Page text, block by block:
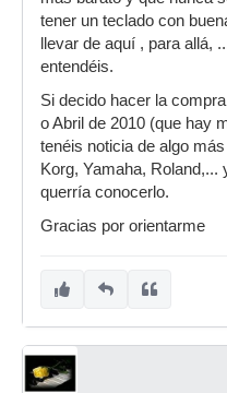
tener un teclado con
llevar de aquí , para allá,
entendéis.
Si decido hacer la
o Abril de 2010 (que hay
tenéis noticia de algo
Korg, Yamaha,
querría conocerlo.
Gracias por orientarme